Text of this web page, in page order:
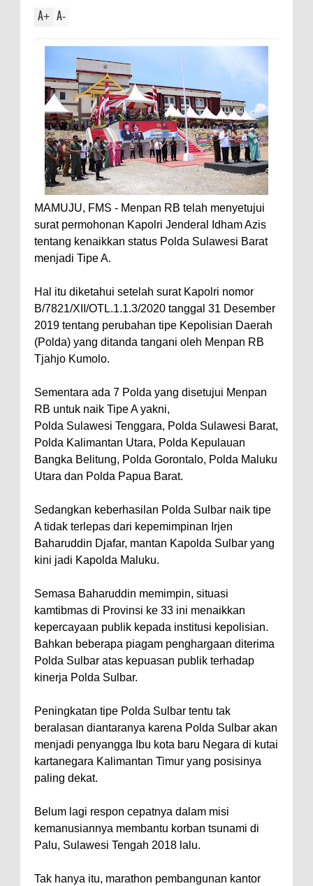
A+ A-
MAMUJU, FMS - Menpan RB telah menyetujui
surat permohonan Kapolri Jenderal Idham Azis
tentang kenaikkan status Polda Sulawesi Barat
menjadi Tipe A.
Hal itu diketahui setelah surat Kapolri nomor
B/7821/XII/OTL.1.1.3/2020 tanggal 31 Desember
2019 tentang perubahan tipe Kepolisian Daerah
(Polda) yang ditanda tangani oleh Menpan RB
Tjahjo Kumolo.
Sementara ada 7 Polda yang disetujui Menpan
RB untuk naik Tipe A yakni,
Polda Sulawesi Tenggara, Polda Sulawesi Barat,
Polda Kalimantan Utara, Polda Kepulauan
Bangka Belitung, Polda Gorontalo, Polda Maluku
Utara dan Polda Papua Barat.
Sedangkan keberhasilan Polda Sulbar naik tipe
A tidak terlepas dari kepemimpinan Irjen
Baharuddin Djafar, mantan Kapolda Sulbar yang
kini jadi Kapolda Maluku.
Semasa Baharuddin memimpin, situasi
kamtibmas di Provinsi ke 33 ini menaikkan
kepercayaan publik kepada institusi kepolisian.
Bahkan beberapa piagam penghargaan diterima
Polda Sulbar atas kepuasan publik terhadap
kinerja Polda Sulbar.
Peningkatan tipe Polda Sulbar tentu tak
beralasan diantaranya karena Polda Sulbar akan
menjadi penyangga Ibu kota baru Negara di kutai
kartanegara Kalimantan Timur yang posisinya
paling dekat.
Belum lagi respon cepatnya dalam misi
kemanusiannya membantu korban tsunami di
Palu, Sulawesi Tengah 2018 lalu.
Tak hanya itu, marathon pembangunan kantor